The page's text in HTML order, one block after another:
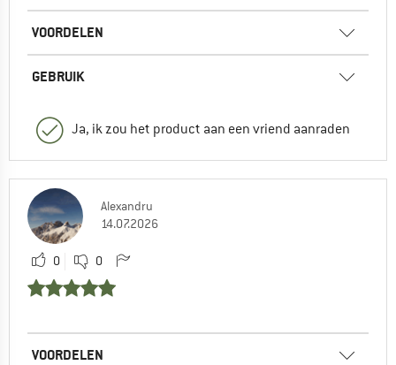
VOORDELEN
GEBRUIK
Ja, ik zou het product aan een vriend aanraden
Alexandru
14.07.2026
0 0
VOORDELEN